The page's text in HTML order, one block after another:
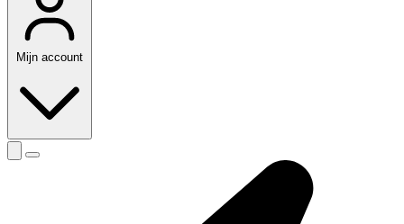
Mijn account